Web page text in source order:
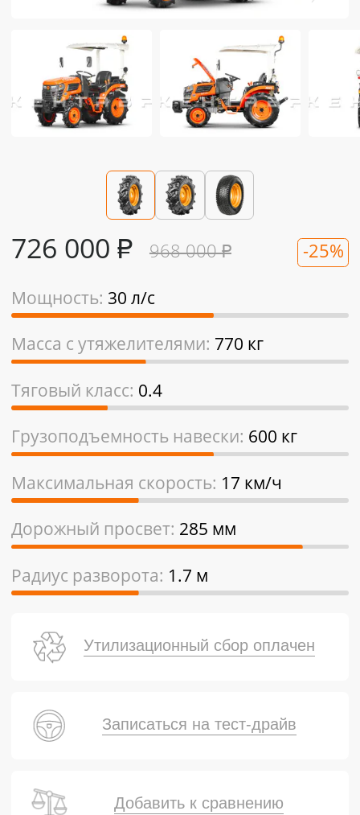
968 000₽ -25%
726 000 ₽
Мощность: 30 л/с
Масса с утяжелителями: 770 кг
Тяговый класс: 0.4
Грузоподъемность навески: 600 кг
Максимальная скорость: 17 км/ч
Дорожный просвет: 285 мм
Радиус разворота: 1.7 м
Добавить к сравнению
Утилизационный сбор оплачен
Записаться на тест-драйв